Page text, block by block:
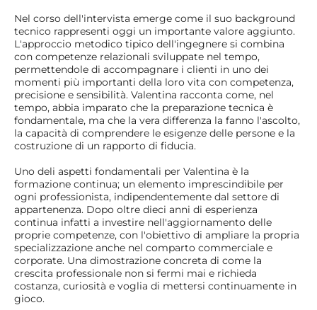
Nel corso dell'intervista emerge come il suo background
tecnico rappresenti oggi un importante valore aggiunto.
L'approccio metodico tipico dell'ingegnere si combina
con competenze relazionali sviluppate nel tempo,
permettendole di accompagnare i clienti in uno dei
momenti più importanti della loro vita con competenza,
precisione e sensibilità. Valentina racconta come, nel
tempo, abbia imparato che la preparazione tecnica è
fondamentale, ma che la vera differenza la fanno l'ascolto,
la capacità di comprendere le esigenze delle persone e la
costruzione di un rapporto di fiducia.
Uno deli aspetti fondamentali per Valentina è la
formazione continua; un elemento imprescindibile per
ogni professionista, indipendentemente dal settore di
appartenenza. Dopo oltre dieci anni di esperienza
continua infatti a investire nell'aggiornamento delle
proprie competenze, con l'obiettivo di ampliare la propria
specializzazione anche nel comparto commerciale e
corporate. Una dimostrazione concreta di come la
crescita professionale non si fermi mai e richieda
costanza, curiosità e voglia di mettersi continuamente in
gioco.